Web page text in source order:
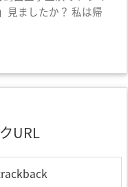
見ましたか？ 私は帰
URL